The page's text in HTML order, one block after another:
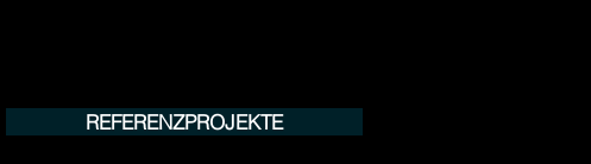
REFERENZPROJEKTE